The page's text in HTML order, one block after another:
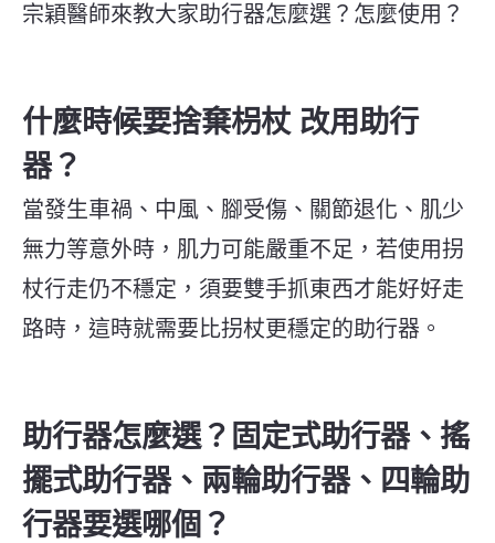
宗穎醫師來教大家助行器怎麼選？怎麼使用？
什麼時候要捨棄枴杖 改用助行
器？
當發生車禍、中風、腳受傷、關節退化、肌少
無力等意外時，肌力可能嚴重不足，若使用拐
杖行走仍不穩定，須要雙手抓東西才能好好走
路時，這時就需要比拐杖更穩定的助行器。
助行器怎麼選？ 固定式助行器、搖
擺式助行器、兩輪助行器、四輪助
行器要選哪個？